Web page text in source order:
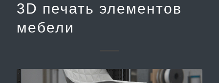
3D печать элементов
мебели